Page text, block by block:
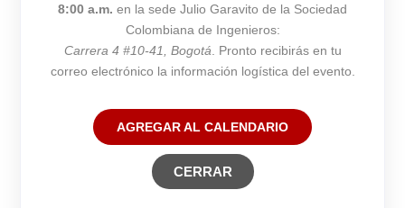
8:00 a.m. en la sede Julio Garavito de la Sociedad
Colombiana de Ingenieros:
Carrera 4 #10-41, Bogotá . Pronto recibirás en tu
correo electrónico la información logística del evento.
AGREGAR AL CALENDARIO
CERRAR